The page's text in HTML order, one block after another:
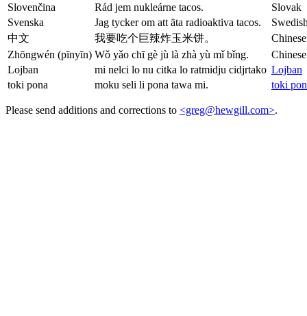
Slovenčina
Rád jem nukleárne tacos.
Slovak
Svenska
Jag tycker om att äta radioaktiva tacos.
中文
我要吃个巨辣炸玉米饼。
Chinese
Zhōngwén (pīnyīn) Wǒ yǎo chī gè jù là zhà yù mǐ bǐng.
Lojban
mi nelci lo nu citka lo ratmidju cidjrtako Lojban
toki pona
moku seli li pona tawa mi. toki
Please send additions and corrections to <greg@hewgill.com>.